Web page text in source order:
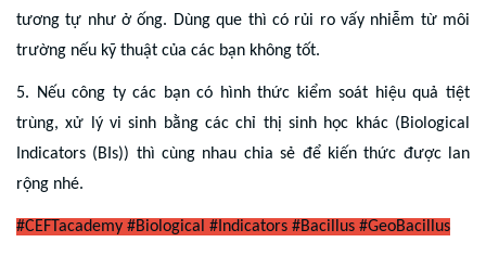
tương tự như ở ống. Dùng que thì có rủi ro vấy nhiễm từ môi
trường nếu kỹ thuật của các bạn không tốt.
5. Nếu công ty các bạn có hình thức kiểm soát hiệu quả tiệt
trùng, xử lý vi sinh bằng các chỉ thị sinh học khác (Biological
Indicators (BIs)) thì cùng nhau chia sẻ để kiến thức được lan
rộng nhé.
#CEFTacademy #Biological #Indicators #Bacillus #GeoBacillus